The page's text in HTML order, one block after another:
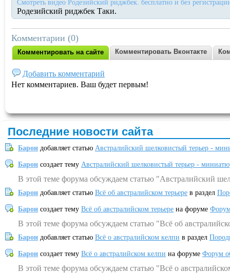
Смотреть видео Родезийский риджбек. бесплатно и без
Родезийский риджбек Таки.
Комментарии (0)
Комментировать на сайте Комментировать Вконтакте
Добавить комментарий
Нет комментариев. Ваш будет первым!
Последние новости сайта
Барон добавляет статью Австралийский шелковистый терьер -
Барон создает тему Австралийский шелковистый терьер -
В этой теме форума обсуждаем статью "Австралийский
Барон добавляет статью Всё об австралийском терьере в раздел
Барон создает тему Всё об австралийском терьере на форуме
В этой теме форума обсуждаем статью "Всё об
Барон добавляет статью Всё о австралийском келпи в раздел
Барон создает тему Всё о австралийском келпи на форуме Форум
В этой теме форума обсуждаем статью "Всё о